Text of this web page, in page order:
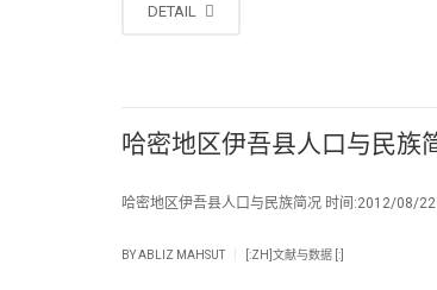
DETAIL
哈密地区伊吾县人口与民族
哈密地区伊吾县人口与民族简况 时间:2012/
BYABLIZ MAHSUT [:ZH]文献与数据 [:]